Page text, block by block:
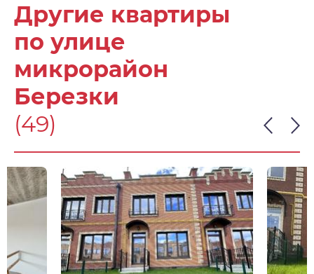
Другие квартиры
по улице
микрорайон
Березки
(49)